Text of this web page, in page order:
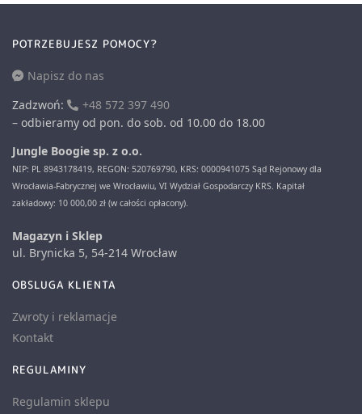
POTRZEBUJESZ POMOCY?
Napisz do nas
Zadzwoń:
+48 572 397 490
– odbieramy od pon. do sob. od 10.00 do 18.00
Jungle Boogie sp. z o.o.
NIP: PL 8943178419, REGON: 520769790, KRS: 0000941075 Sąd Rejonowy dla
Wrocławia-Fabrycznej we Wrocławiu, VI Wydział Gospodarczy KRS. Kapitał
zakładowy: 10 000,00 zł (w całości opłacony).
Magazyn i Sklep
ul. Brynicka 5, 54-214 Wrocław
OBSLUGA KLIENTA
Zwroty i reklamacje
Kontakt
REGULAMINY
Regulamin sklepu